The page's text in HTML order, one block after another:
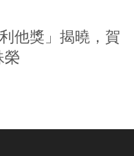
他獎」揭曉，賀
榮